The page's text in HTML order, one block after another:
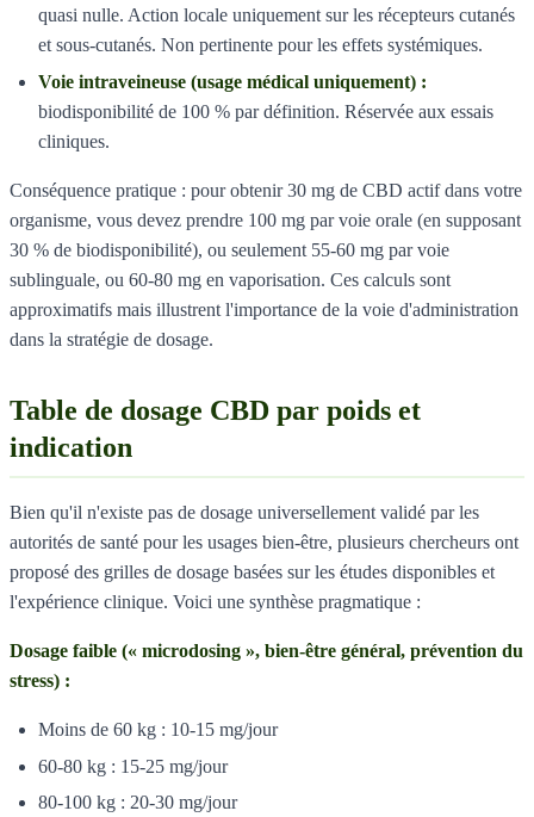
quasi nulle. Action locale uniquement sur les récepteurs cutanés
et sous-cutanés. Non pertinente pour les effets systémiques.
Voie intraveineuse (usage médical uniquement) :
biodisponibilité de 100 % par définition. Réservée aux essais
cliniques.
Conséquence pratique : pour obtenir 30 mg de CBD actif dans votre
organisme, vous devez prendre 100 mg par voie orale (en supposant
30 % de biodisponibilité), ou seulement 55-60 mg par voie
sublinguale, ou 60-80 mg en vaporisation. Ces calculs sont
approximatifs mais illustrent l'importance de la voie d'administration
dans la stratégie de dosage.
Table de dosage CBD par poids et
indication
Bien qu'il n'existe pas de dosage universellement validé par les
autorités de santé pour les usages bien-être, plusieurs chercheurs ont
proposé des grilles de dosage basées sur les études disponibles et
l'expérience clinique. Voici une synthèse pragmatique :
Dosage faible (« microdosing », bien-être général, prévention du
stress) :
Moins de 60 kg : 10-15 mg/jour
60-80 kg : 15-25 mg/jour
80-100 kg : 20-30 mg/jour